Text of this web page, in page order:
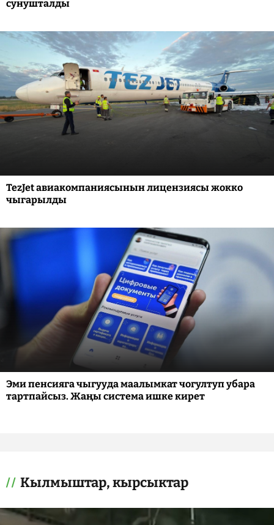
сунушталды
TezJet авиакомпаниясынын лицензиясы жокко
чыгарылды
Эми пенсияга чыгууда маалымкат чогултуп убара
тартпайсыз. Жаңы система ишке кирет
Кылмыштар, кырсыктар